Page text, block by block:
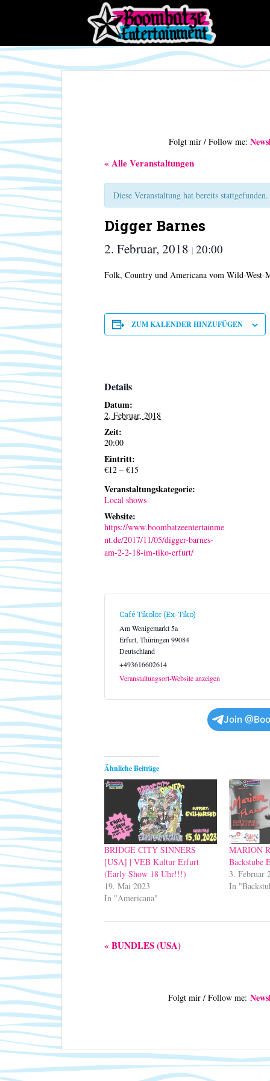
p
t
o
m
a
c
t
e
n
Folgt mir / Follow me:
« Alle Veranstaltungen
Diese Veranstaltung hat bereits stattgefunden.
Digger Barnes
2. Februar, 2018 | 20:00
Folk, Country und Americana vom Wild-West-
ZUM KALENDER HINZUFÜGEN
Details
Datum:
2. Februar, 2018
Zeit:
20:00
Eintritt:
€12 – €15
Veranstaltungskategorie:
Local shows
Website:
https://www.boombatzeentertainme
nt.de/2017/11/05/digger-barnes-
am-2-2-18-im-tiko-erfurt/
Café Tikolor (Ex-Tiko)
Am Wenigemarkt 5a
Erfurt, Thüringen 99084
Deutschland
+493616602614
Veranstaltungsort-Website anzeigen
Join
Ähnliche Beiträge
BRIDGE CITY SINNERS
[USA] | VEB Kultur Erfurt
(Early Show 18 Uhr!!!)
19. Mai 2023
In "Americana"
MARION
Backstube
3. Februar
In
V
l
t
« BUNDLES (USA)
Folgt mir / Follow me: